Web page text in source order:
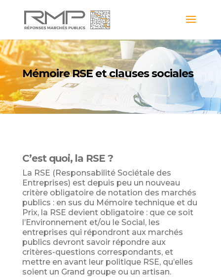
Mémoire RSE et clauses sociales
C’est quoi, la RSE ?
La RSE (Responsabilité Sociétale des
Entreprises) est depuis peu un nouveau
critère obligatoire de notation des marchés
publics : en sus du Mémoire technique et du
Prix, la RSE devient obligatoire : que ce soit
l’Environnement et/ou le Social, les
entreprises qui répondront aux marchés
publics devront savoir répondre aux
critères-questions correspondants, et
mettre en avant leur politique RSE, qu’elles
soient un Grand groupe ou un artisan.